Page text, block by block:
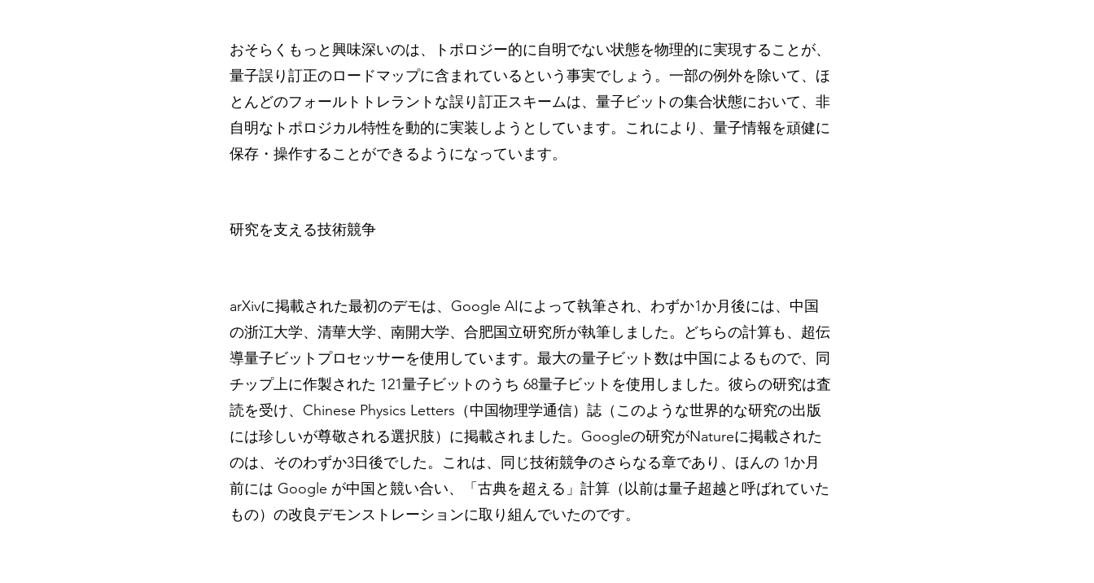
おそらくもっと興味深いのは、トポロジー的に自明でない状態を物理的に実現することが、
量子誤り訂正のロードマップに含まれているという事実でしょう。一部の例外を除いて、ほ
とんどのフォールトトレラントな誤り訂正スキームは、量子ビットの集合状態において、非
自明なトポロジカル特性を動的に実装しようとしています。これにより、量子情報を頑健に
保存・操作することができるようになっています。
研究を支える技術競争
arXivに掲載された最初のデモは、Google AIによって執筆され、わずか1か月後には、中国
の浙江大学、清華大学、南開大学、合肥国立研究所が執筆しました。どちらの計算も、超伝
導量子ビットプロセッサーを使用しています。最大の量子ビット数は中国によるもので、同
チップ上に作製された 121量子ビットのうち 68量子ビットを使用しました。彼らの研究は査
読を受け、Chinese Physics Letters（中国物理学通信）誌（このような世界的な研究の出版
には珍しいが尊敬される選択肢）に掲載されました。Googleの研究がNatureに掲載された
のは、そのわずか3日後でした。これは、同じ技術競争のさらなる章であり、ほんの 1か月
前には Google が中国と競い合い、「古典を超える」計算（以前は量子超越と呼ばれていた
もの）の改良デモンストレーションに取り組んでいたのです。